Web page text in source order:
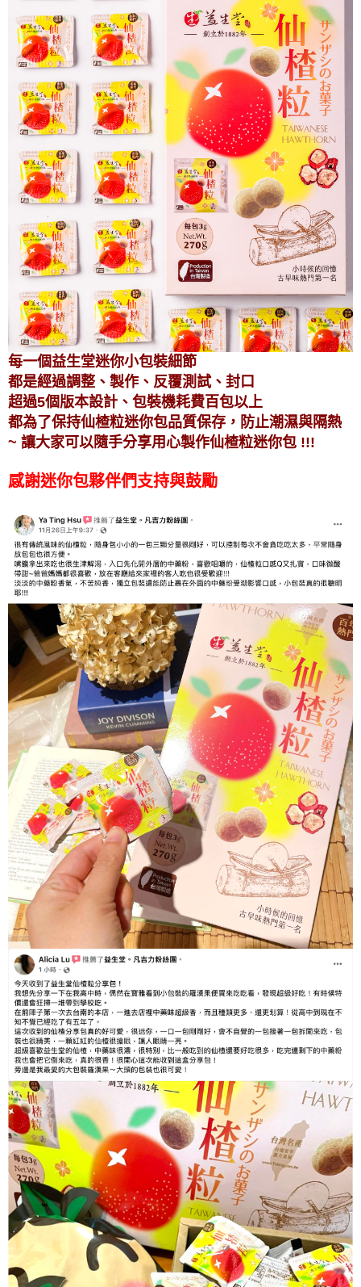
每一個益生堂迷你小包裝細節
都是經過調整、製作、反覆測試、封口
超過5個版本設計、包裝機耗費百包以上
都為了保持仙楂粒迷你包品質保存，防止潮濕與隔熱
~ 讓大家可以隨手分享用心製作仙楂粒迷你包 !!!
感謝迷你包夥伴們支持與鼓勵